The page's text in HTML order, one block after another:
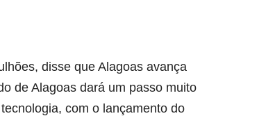
disse que Alagoas avança
de Alagoas dará um passo muito
com o lançamento do